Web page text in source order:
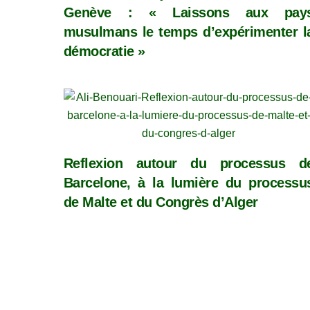
Genève : « Laissons aux
musulmans le temps d’expérimenter
démocratie »
Reflexion autour du processus
Barcelone, à la lumière du
de Malte et du Congrès d’Alger